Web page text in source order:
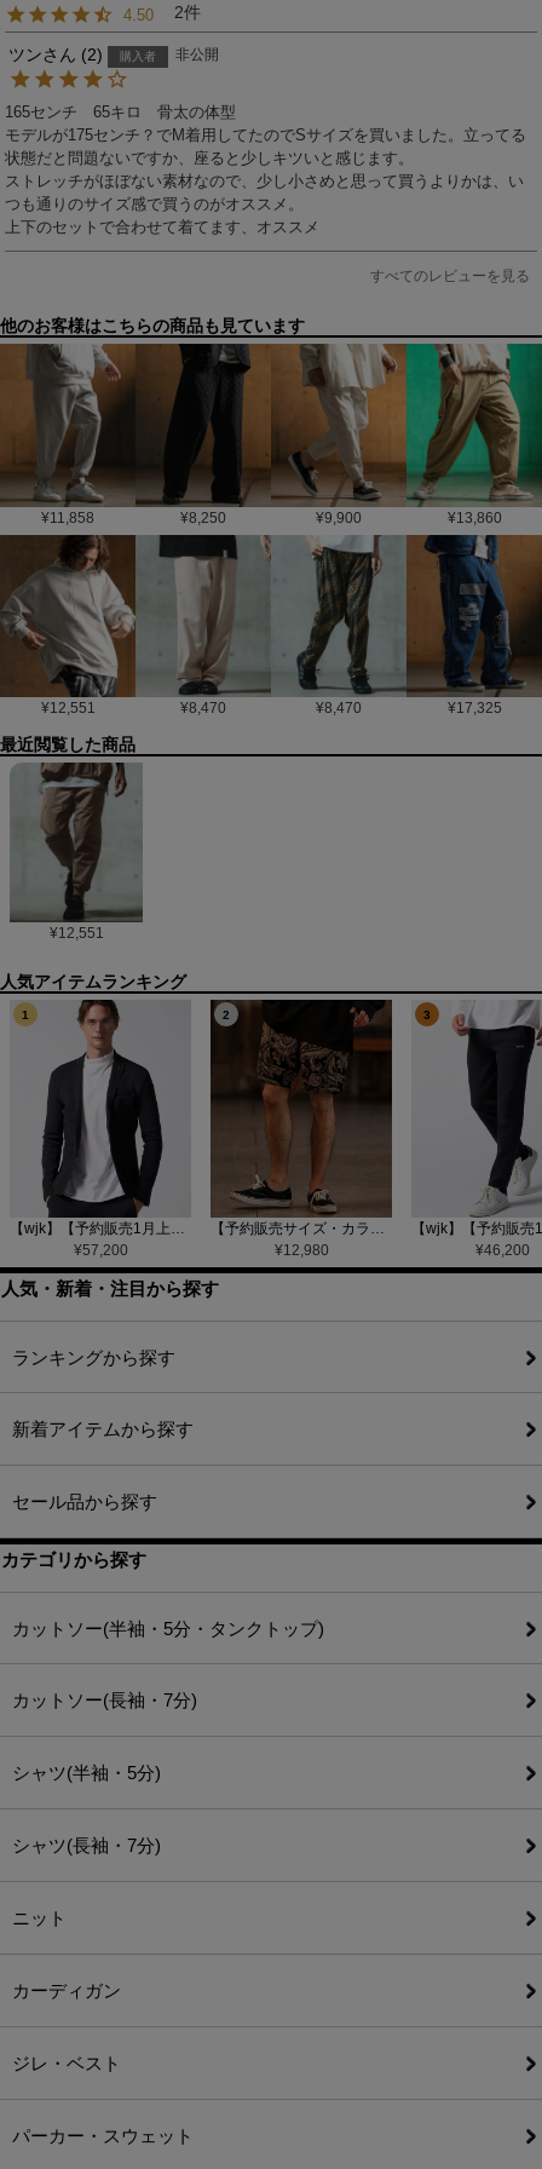
4.50 2
ツン 2 購入者 非公開
165センチ　65キロ　骨太の体型
モデルが175センチ？でM着用してたのでSサイズを買いました。立ってる
状態だと問題ないですか、座ると少しキツいと感じます。
ストレッチがほぼない素材なので、少し小さめと思って買うよりかは、い
つも通りのサイズ感で買うのがオススメ。
上下のセットで合わせて着てます、オススメ
すべてのレビューを見る
他のお客様はこちらの商品も見ています
¥11,858 ¥8,250 ¥9,900 ¥13,860
¥12,551 ¥8,470 ¥8,470 ¥17,325
最近閲覧した商品
¥12,551
1
【wjk】【予約販売1月上旬～中旬入荷】function knit jacket(jacquard check) ニットジャケット(207 mw08j)
¥57,200
2
【予約販売サイズ・カラーにより納期異なる】【CAMBIO(カンビオ)】Gobelin Short Pants ショートパンツ(CAM25SS-002)
¥12,980
3
¥46,200
人気・新着・注目から探す
ランキングから探す
新着アイテムから探す
セール品から探す
カテゴリから探す
カットソー(半袖・5分・タンクトップ)
カットソー(長袖・7分)
シャツ(半袖・5分)
シャツ(長袖・7分)
ニット
カーディガン
ジレ・ベスト
パーカー・スウェット